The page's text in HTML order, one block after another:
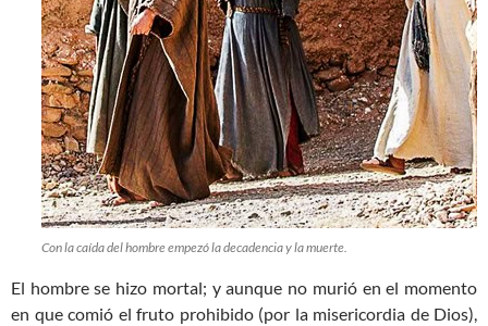
Con la caída del hombre empezó la decadencia y la muerte.
El hombre se hizo mortal; y aunque no murió en el momento
en que comió el fruto prohibido (por la misericordia de Dios),